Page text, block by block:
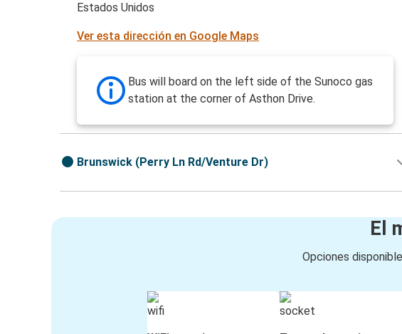
Estados Unidos
Ver esta dirección en Google Maps
Bus will board on the left side of the Sunoco gas
station at the corner of Asthon Drive.
Brunswick (Perry Ln Rd/Venture Dr)
El
Opciones